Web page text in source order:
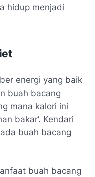
hidup menjadi
energi yang baik
buah bacang
mana kalori ini
bakar’. Kendari
buah bacang
buah bacang